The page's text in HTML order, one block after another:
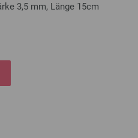
3,5 mm, Länge 15cm